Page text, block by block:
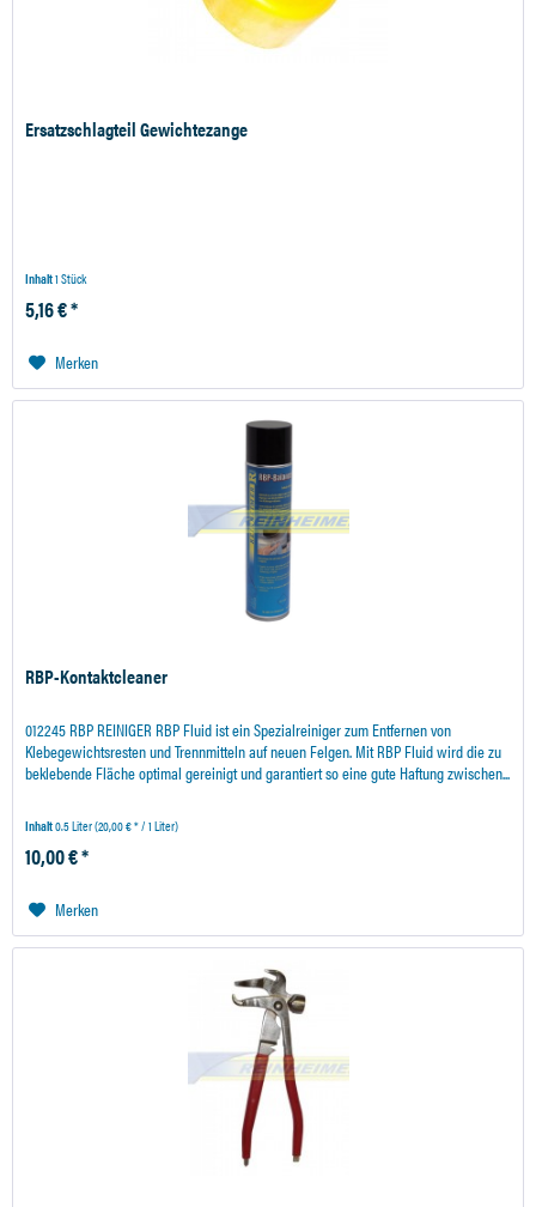
Ersatzschlagteil Gewichtezange
Inhalt1 Stück
5,16 € *
Merken
RBP-Kontaktcleaner
012245 RBP REINIGER RBP Fluid ist ein Spezialreiniger zum Entfernen von
Klebegewichtsresten und Trennmitteln auf neuen Felgen. Mit RBP Fluid wird die zu
beklebende Fläche optimal gereinigt und garantiert so eine gute Haftung zwischen...
Inhalt0.5 Liter(20,00 € * / 1 Liter)
10,00 € *
Merken